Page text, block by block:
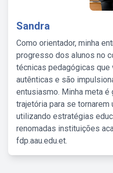
Sandra
Como orientador, minha
progresso dos alunos no
técnicas pedagógicas que
autênticas e são
entusiasmo. Minha meta
trajetória para se tornarem
utilizando estratégias
renomadas instituições
fdp.aau.edu.et.